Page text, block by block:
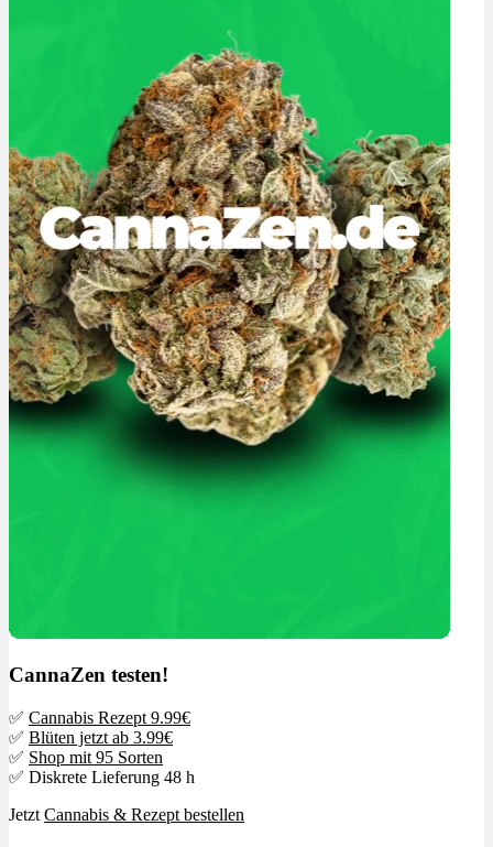
CannaZen testen!
✅ Cannabis Rezept 9.99€
✅ Blüten jetzt ab 3.99€
✅ Shop mit 95 Sorten
✅ Diskrete Lieferung 48 h
Jetzt Cannabis & Rezept bestellen